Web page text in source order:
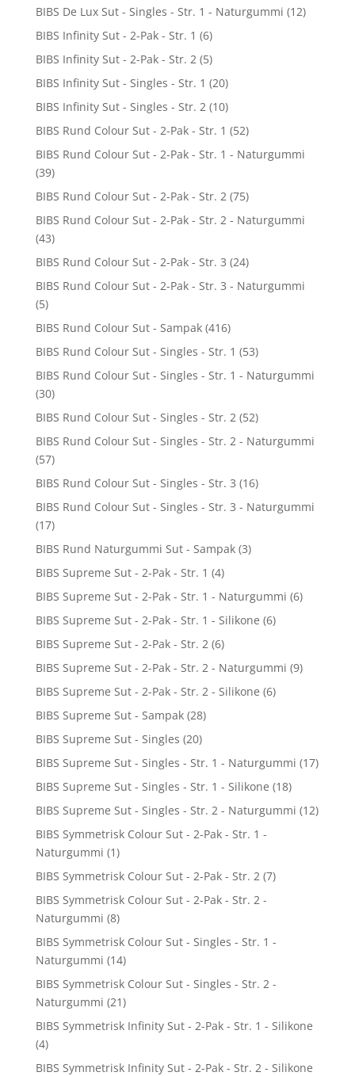
BIBS De Lux Sut - Singles - Str. 1 - Naturgummi (12)
BIBS Infinity Sut - 2-Pak - Str. 1 (6)
BIBS Infinity Sut - 2-Pak - Str. 2 (5)
BIBS Infinity Sut - Singles - Str. 1 (20)
BIBS Infinity Sut - Singles - Str. 2 (10)
BIBS Rund Colour Sut - 2-Pak - Str. 1 (52)
BIBS Rund Colour Sut - 2-Pak - Str. 1 - Naturgummi
(39)
BIBS Rund Colour Sut - 2-Pak - Str. 2 (75)
BIBS Rund Colour Sut - 2-Pak - Str. 2 - Naturgummi
(43)
BIBS Rund Colour Sut - 2-Pak - Str. 3 (24)
BIBS Rund Colour Sut - 2-Pak - Str. 3 - Naturgummi
(5)
BIBS Rund Colour Sut - Sampak (416)
BIBS Rund Colour Sut - Singles - Str. 1 (53)
BIBS Rund Colour Sut - Singles - Str. 1 - Naturgummi
(30)
BIBS Rund Colour Sut - Singles - Str. 2 (52)
BIBS Rund Colour Sut - Singles - Str. 2 - Naturgummi
(57)
BIBS Rund Colour Sut - Singles - Str. 3 (16)
BIBS Rund Colour Sut - Singles - Str. 3 - Naturgummi
(17)
BIBS Rund Naturgummi Sut - Sampak (3)
BIBS Supreme Sut - 2-Pak - Str. 1 (4)
BIBS Supreme Sut - 2-Pak - Str. 1 - Naturgummi (6)
BIBS Supreme Sut - 2-Pak - Str. 1 - Silikone (6)
BIBS Supreme Sut - 2-Pak - Str. 2 (6)
BIBS Supreme Sut - 2-Pak - Str. 2 - Naturgummi (9)
BIBS Supreme Sut - 2-Pak - Str. 2 - Silikone (6)
BIBS Supreme Sut - Sampak (28)
BIBS Supreme Sut - Singles (20)
BIBS Supreme Sut - Singles - Str. 1 - Naturgummi (17)
BIBS Supreme Sut - Singles - Str. 1 - Silikone (18)
BIBS Supreme Sut - Singles - Str. 2 - Naturgummi (12)
BIBS Symmetrisk Colour Sut - 2-Pak - Str. 1 -
Naturgummi (1)
BIBS Symmetrisk Colour Sut - 2-Pak - Str. 2 (7)
BIBS Symmetrisk Colour Sut - 2-Pak - Str. 2 -
Naturgummi (8)
BIBS Symmetrisk Colour Sut - Singles - Str. 1 -
Naturgummi (14)
BIBS Symmetrisk Colour Sut - Singles - Str. 2 -
Naturgummi (21)
BIBS Symmetrisk Infinity Sut - 2-Pak - Str. 1 - Silikone
(4)
BIBS Symmetrisk Infinity Sut - 2-Pak - Str. 2 - Silikone